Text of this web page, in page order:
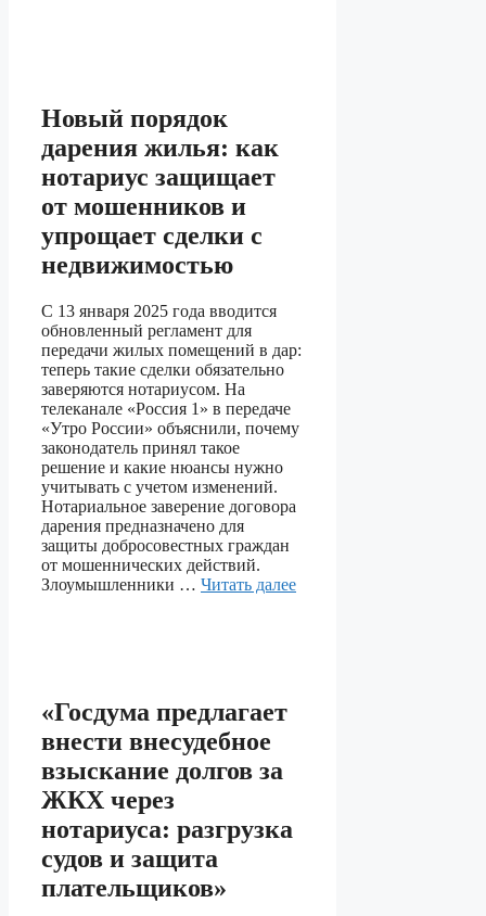
Новый порядок
дарения жилья: как
нотариус защищает
от мошенников и
упрощает сделки с
недвижимостью
С 13 января 2025 года вводится
обновленный регламент для
передачи жилых помещений в дар:
теперь такие сделки обязательно
заверяются нотариусом. На
телеканале «Россия 1» в передаче
«Утро России» объяснили, почему
законодатель принял такое
решение и какие нюансы нужно
учитывать с учетом изменений.
Нотариальное заверение договора
дарения предназначено для
защиты добросовестных граждан
от мошеннических действий.
Злоумышленники … Читать далее
«Госдума предлагает
внести внесудебное
взыскание долгов за
ЖКХ через
нотариуса: разгрузка
судов и защита
плательщиков»